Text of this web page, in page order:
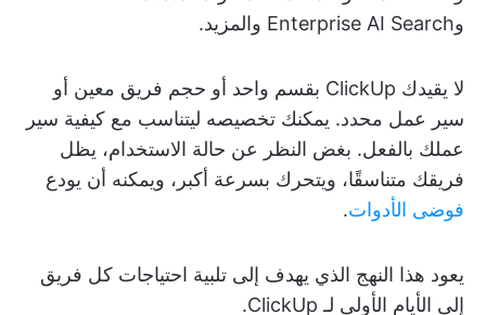
وEnterprise AI Search والمزيد.
لا يقيدك ClickUp بقسم واحد أو حجم فريق معين أو
سير عمل محدد. يمكنك تخصيصه ليتناسب مع كيفية سير
عملك بالفعل. بغض النظر عن حالة الاستخدام، يظل
فريقك متناسقًا، ويتحرك بسرعة أكبر، ويمكنه أن يودع
فوضى الأدوات.
يعود هذا النهج الذي يهدف إلى تلبية احتياجات كل فريق
إلى الأيام الأولى لـ ClickUp.